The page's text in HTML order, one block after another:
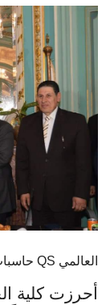
حاسبات عين شمس تحرز تقدماً ملحوظاً في تصنيف QS العالمي
أحرزت كلية